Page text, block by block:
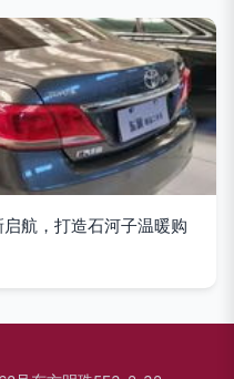
航，打造石河子温暖购